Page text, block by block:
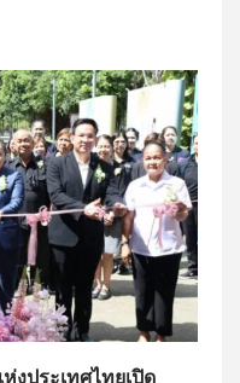
งประเทศไทยเปิด